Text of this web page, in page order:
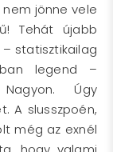
jönne vele
Tehát újabb
statisztikailag
legend –
Úgy
A slusszpoén,
még az exnél